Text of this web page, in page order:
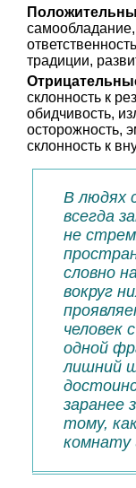
самообладание,
традиции,
склонность к
обидчивость,
осторожность,
склонность к
В людях
всегда
не
словно
вокруг
человек
одной
лишний
заранее
тому,
комнату